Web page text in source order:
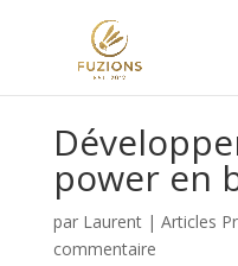
power en
par Laurent| Articles
commentaire